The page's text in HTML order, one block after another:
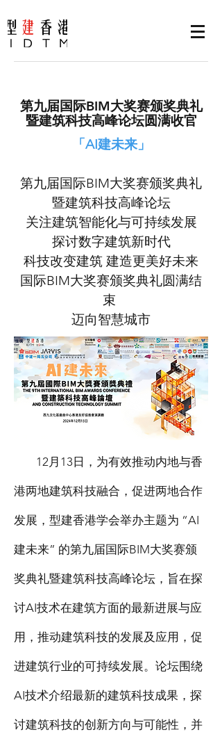
第九届国际BIM大奖赛颁奖典礼
暨建筑科技高峰论坛圆满收官
「AI建未来」
第九届国际BIM大奖赛颁奖典礼
暨建筑科技高峰论坛
关注建筑智能化与可持续发展
探讨数字建筑新时代
科技改变建筑 建造更美好未来
国际BIM大奖赛颁奖典礼圆满结
束
迈向智慧城市
12月13日，为有效推动内地与香
港两地建筑科技融合，促进两地合作
发展，型建香港学会举办主题为 “AI
建未来” 的第九届国际BIM大奖赛颁
奖典礼暨建筑科技高峰论坛，旨在探
讨AI技术在建筑方面的最新进展与应
用，推动建筑科技的发展及应用，促
进建筑行业的可持续发展。论坛围绕
AI技术介绍最新的建筑科技成果，探
讨建筑科技的创新方向与可能性，并